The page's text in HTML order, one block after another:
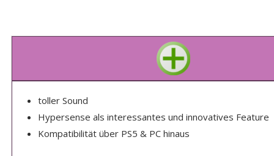
toller Sound
Hypersense als interessantes und innovatives Feature
Kompatibilität über PS5 & PC hinaus